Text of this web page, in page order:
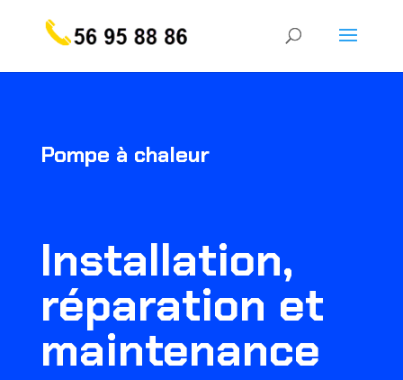
Pompe à chaleur
Installation,
réparation et
maintenance